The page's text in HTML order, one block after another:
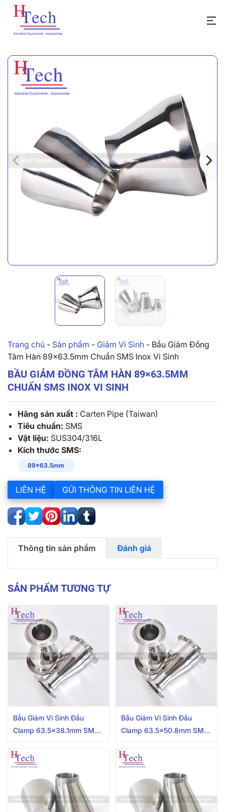
Trang chủ - Sản phẩm - Giảm Vi Sinh - Bầu Giảm Đồng
Tâm Hàn 89×63.5mm Chuẩn SMS Inox Vi Sinh
BẦU GIẢM ĐỒNG TÂM HÀN 89×63.5MM
CHUẨN SMS INOX VI SINH
Hãng sản xuất : Carten Pipe (Taiwan)
Tiêu chuẩn: SMS
Vật liệu: SUS304/316L
Kích thước SMS:
89×63.5mm
LIÊN HỆ GỬI THÔNG TIN LIÊN HỆ
Thông tin sản phẩm Đánh giá
SẢN PHẨM TƯƠNG TỰ
Bầu Giảm Vi Sinh Đầu
Clamp 63.5×38.1mm SMS
Bầu Giảm Vi Sinh Đầu
Clamp 63.5×50.8mm SMS